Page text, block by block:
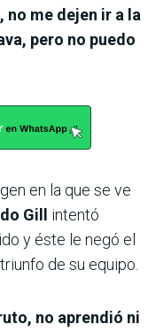
no me dejen ir a la
pero no puedo
en la que se ve
Gill
intentó
y éste le negó el
de su equipo.
no aprendió ni